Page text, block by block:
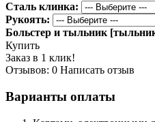
Сталь клинка:
Рукоять:
Больстер и тыльник
Купить
Заказ в 1 клик!
Отзывов: 0 Написать отзыв
Варианты оплаты